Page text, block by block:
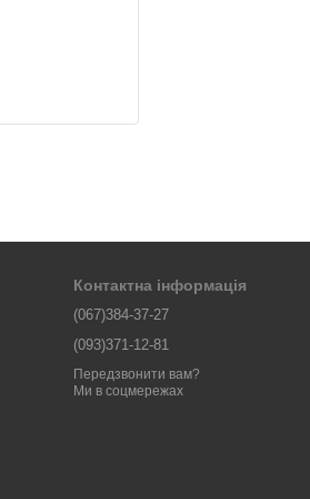
Контактна інформація
(067)384-37-27
(093)371-12-81
Передзвонити вам?
Ми в соцмережах